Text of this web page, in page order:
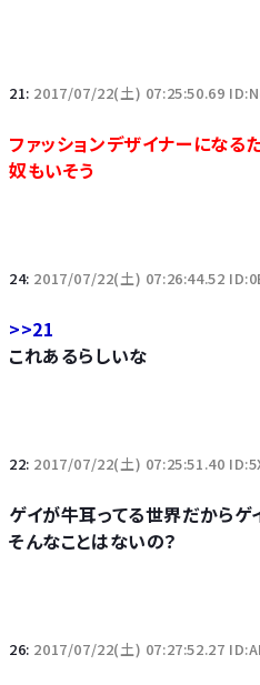
21: 2017/07/22(土) 07:25:50.69
ファッションデザイナーになる
奴もいそう
24: 2017/07/22(土) 07:26:44.52
>>21
これあるらしいな
22: 2017/07/22(土) 07:25:51.40
ゲイが牛耳ってる世界だから
そんなことはないの？
26: 2017/07/22(土) 07:27:52.27